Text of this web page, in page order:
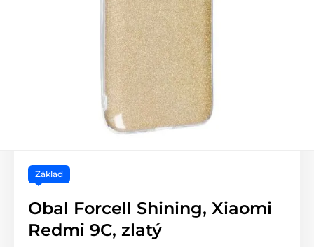
Základ
Obal Forcell Shining, Xiaomi
Redmi 9C, zlatý